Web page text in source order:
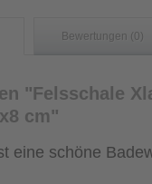
Bewertungen (0)
"Felsschale
cm"
eine schöne